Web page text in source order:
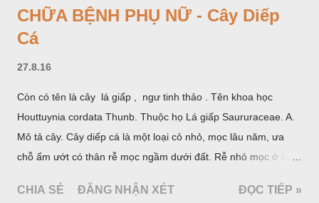
CHỮA BỆNH PHỤ NỮ - Cây Diếp
Cá
27.8.16
Còn có tên là cây lá giấp , ngư tinh thảo . Tên khoa học
Houttuynia cordata Thunb. Thuộc họ Lá giấp Saururaceae. A.
Mô tả cây. Cây diếp cá là một loại cỏ nhỏ, mọc lâu năm, ưa
chỗ ẩm ướt có thân rễ mọc ngầm dưới đất. Rễ nhỏ mọc ở các
cách, hình tim, đầu lá, hơi nhọn hay nhọn hẳn. Hoa nhỏ màu
CHIA SẺ ĐĂNG NHẬN XÉT ĐỌC TIẾP »